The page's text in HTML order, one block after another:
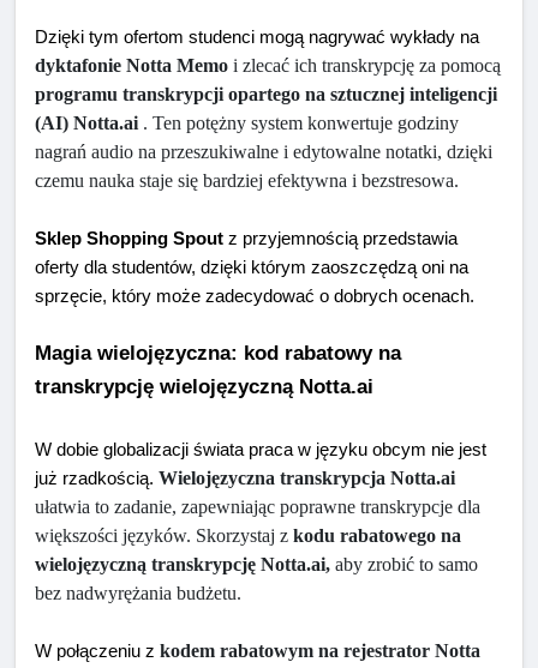
dyktafonie Notta Memo
programu transkrypcji opartego na sztucznej inteligencji
(AI) Notta.ai . Ten potężny system konwertuje godziny
nagrań audio na przeszukiwalne i edytowalne notatki, dzięki
czemu nauka staje się bardziej efektywna i bezstresowa.
Sklep Shopping Spout z przyjemnością przedstawia
oferty dla studentów, dzięki którym zaoszczędzą oni na
sprzęcie, który może zadecydować o dobrych ocenach.
Magia wielojęzyczna: kod rabatowy na
transkrypcję wielojęzyczną Notta.ai
W dobie globalizacji świata praca w języku obcym nie jest
już rzadkością. Wielojęzyczna transkrypcja Notta.ai
ułatwia to zadanie, zapewniając poprawne transkrypcje dla
większości języków. Skorzystaj z kodu rabatowego na
wielojęzyczną transkrypcję Notta.ai, aby zrobić to samo
bez nadwyrężania budżetu.
W połączeniu z kodem rabatowym na rejestrator Notta